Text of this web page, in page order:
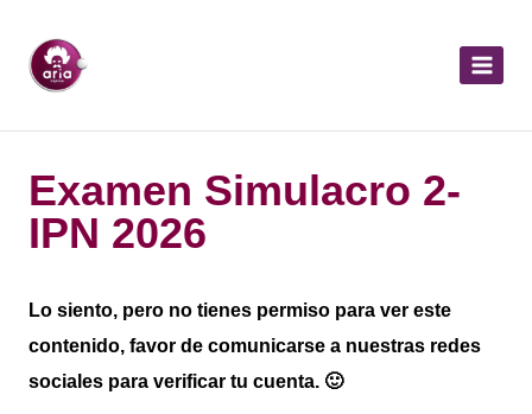
Examen Simulacro 2-
IPN 2026
Lo siento, pero no tienes permiso para ver este
contenido, favor de comunicarse a nuestras redes
sociales para verificar tu cuenta. 🙂